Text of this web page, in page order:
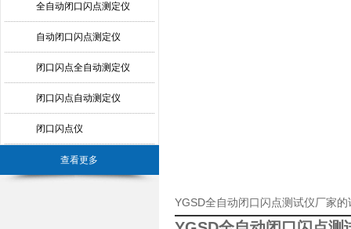
全自动闭口闪点测定仪
自动闭口闪点测定仪
闭口闪点全自动测定仪
闭口闪点自动测定仪
闭口闪点仪
查看更多
YGSD全自动闭口闪点测试仪厂家